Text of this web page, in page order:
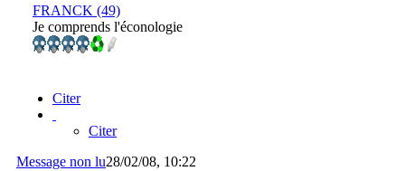
FRANCK (49)
Je comprends l'éconologie
Citer
Citer
Message non lu28/02/08, 10:22